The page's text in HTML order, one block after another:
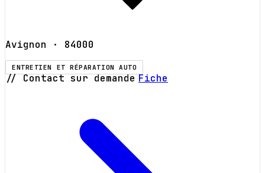
Avignon · 84000
ENTRETIEN ET RÉPARATION AUTO
// Contact sur demande Fiche